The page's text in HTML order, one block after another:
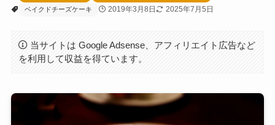
ベイクドチーズケーキ
2019年3月8日 2025年7月5日
当サイトは Google Adsense、アフィリエイト広告など
を利用して収益を得ています。